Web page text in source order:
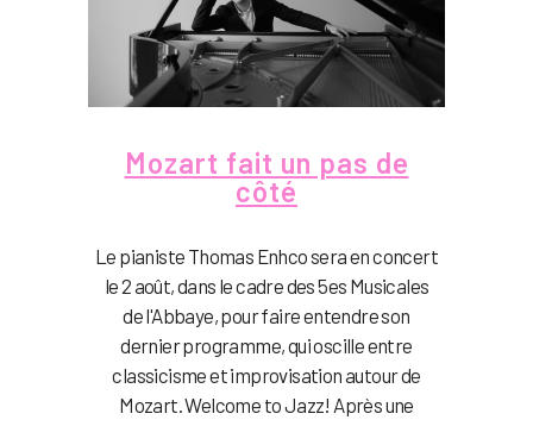
Mozart fait un pas de
côté
Le pianiste Thomas Enhco sera en concert
le 2 août, dans le cadre des 5es Musicales
de l'Abbaye, pour faire entendre son
dernier programme, qui oscille entre
classicisme et improvisation autour de
Mozart. Welcome to Jazz! Après une